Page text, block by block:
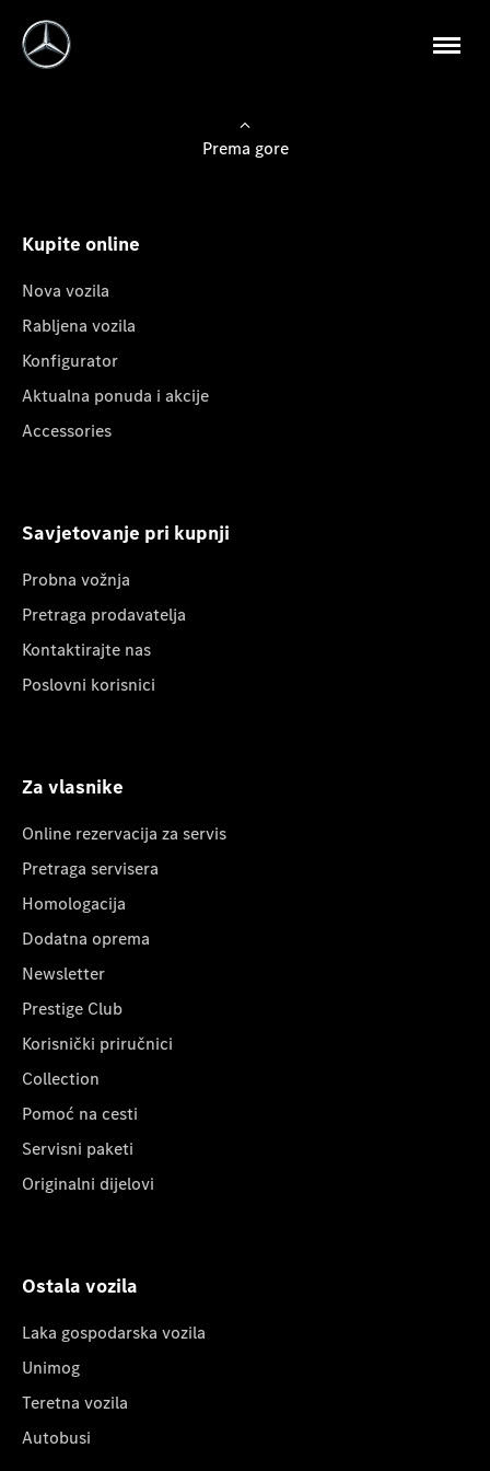
Prema gore
Kupite online
Nova vozila
Rabljena vozila
Konfigurator
Aktualna ponuda i akcije
Accessories
Savjetovanje pri kupnji
Probna vožnja
Pretraga prodavatelja
Kontaktirajte nas
Poslovni korisnici
Za vlasnike
Online rezervacija za servis
Pretraga servisera
Homologacija
Dodatna oprema
Newsletter
Prestige Club
Korisnički priručnici
Collection
Pomoć na cesti
Servisni paketi
Originalni dijelovi
Ostala vozila
Laka gospodarska vozila
Unimog
Teretna vozila
Autobusi